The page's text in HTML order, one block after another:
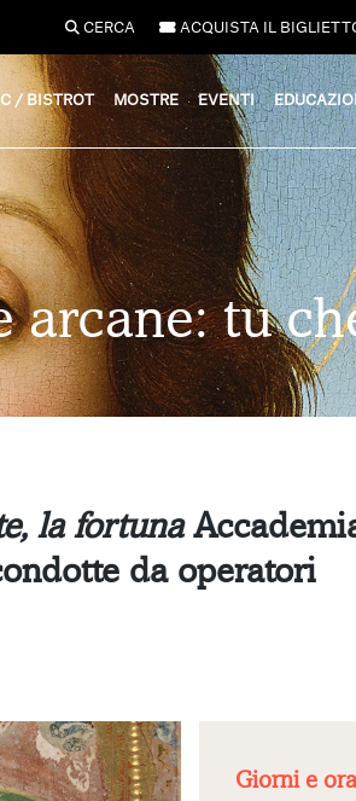
CERCA ACQUISTA IL
/ BISTROT MOSTRE EVENTI
tu
la fortuna
da operatori
Giorni e